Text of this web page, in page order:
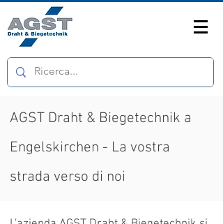
AGST Draht & Biegetechnik a
Engelskirchen - La vostra
strada verso di noi